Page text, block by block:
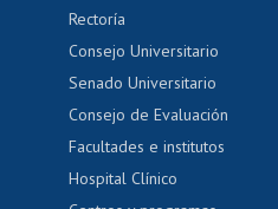
Evaluación docente
Calificación académica
Postulación al AUCAI
Tarjeta TUI
Rectoría
Consejo Universitario
Senado Universitario
Consejo de Evaluación
Facultades e institutos
Hospital Clínico